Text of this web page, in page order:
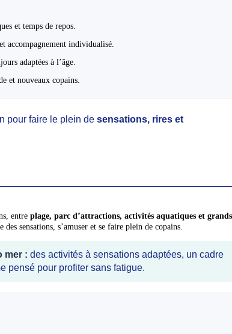
et temps de repos.
accompagnement individualisé.
adaptées à l’âge.
et nouveaux copains.
pour faire le plein de sensations, rires et
entre plage, parc d’attractions, activités aquatiques et grands
sensations, s’amuser et se faire plein de copains.
mer : des activités à sensations adaptées, un cadre
pensé pour profiter sans fatigue.